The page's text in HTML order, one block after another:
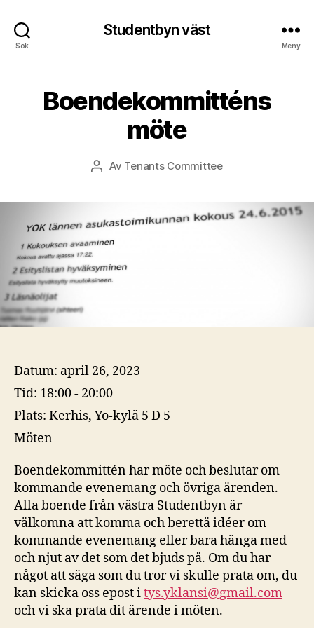
Sök
Studentbyn väst
Meny
Boendekommitténs
möte
Inläggsförfattare
Av Tenants Committee
Datum: april 26, 2023
Tid: 18:00 - 20:00
Plats: Kerhis, Yo-kylä 5 D 5
Möten
Boendekommittén har möte och beslutar om
kommande evenemang och övriga ärenden.
Alla boende från västra Studentbyn är
välkomna att komma och berettä idéer om
kommande evenemang eller bara hänga med
och njut av det som det bjuds på. Om du har
något att säga som du tror vi skulle prata om, du
kan skicka oss epost itys.yklansi@gmail.com
och vi ska prata dit ärende i möten.